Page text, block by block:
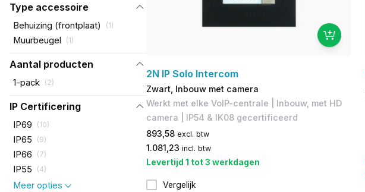
Type accessoire
Behuizing (frontplaat) (1)
Muurbeugel (1)
Aantal producten
1-pack (2)
IP Certificering
IP69 (10)
IP65 (9)
IP66 (7)
IP55 (4)
Meer opties
2N IP Solo Intercom
Zwart, Inbouw met camera
Werkt met elke VoIP-centrale | Inbouw, met HD
camera | IP54 & IK08 gecertificeerd
893,58 excl. btw
1.081,23 incl. btw
Levertijd 1 tot 3 werkdagen
Vergelijk